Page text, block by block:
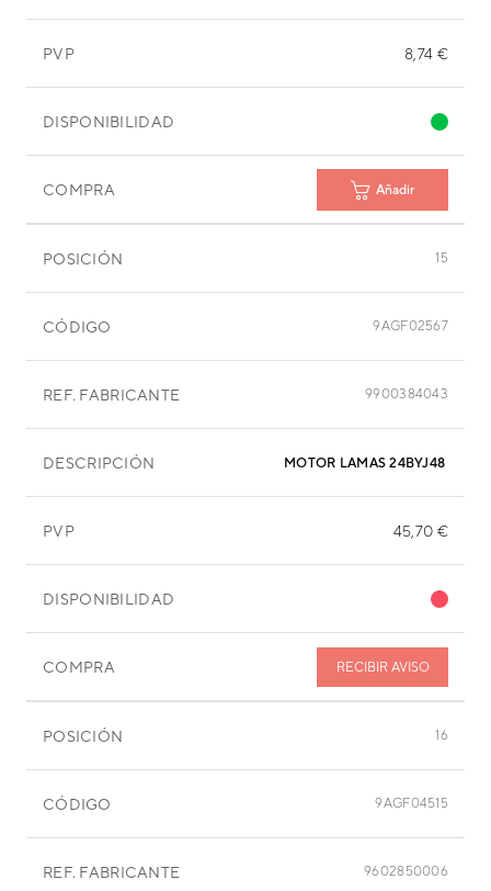
PVP 8,74 €
DISPONIBILIDAD
COMPRA Añadir
POSICIÓN 15
CÓDIGO 9AGF02567
REF. FABRICANTE 9900384043
DESCRIPCIÓN MOTOR LAMAS 24BYJ48
PVP 45,70 €
DISPONIBILIDAD
COMPRA RECIBIR AVISO
POSICIÓN 16
CÓDIGO 9AGF04515
REF. FABRICANTE 9602850006